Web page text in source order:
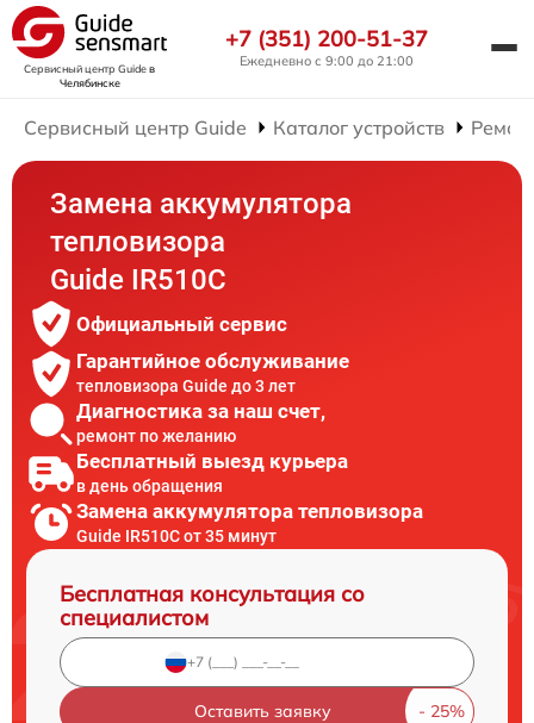
Сервисный центр Guideв
Челябинске
+7 (351) 200-51-37
Ежедневно с 9:00 до 21:00
Сервисный центр Guide Каталог устройств
Замена аккумулятора
тепловизора
Guide IR510C
Официальный сервис
Гарантийное обслуживание
тепловизора Guide до 3 лет
Диагностика за наш счет,
ремонт по желанию
Бесплатный выезд курьера
в день обращения
Замена аккумулятора тепловизора
Guide IR510C от 35 минут
Бесплатная консультация со
специалистом
Оставить заявку